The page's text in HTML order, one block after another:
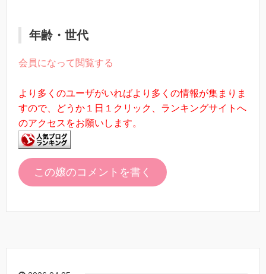
年齢・世代
会員になって閲覧する
より多くのユーザがいればより多くの情報が集まりま
すので、どうか１日１クリック、ランキングサイトへ
のアクセスをお願いします。
この嬢のコメントを書く